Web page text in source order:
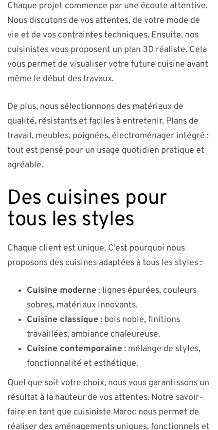
Chaque projet commence par une écoute attentive.
Nous discutons de vos attentes, de votre mode de
vie et de vos contraintes techniques. Ensuite, nos
cuisinistes vous proposent un plan 3D réaliste. Cela
vous permet de visualiser votre future cuisine avant
même le début des travaux.
De plus, nous sélectionnons des matériaux de
qualité, résistants et faciles à entretenir. Plans de
travail, meubles, poignées, électroménager intégré :
tout est pensé pour un usage quotidien pratique et
agréable.
Des cuisines pour
tous les styles
Chaque client est unique. C’est pourquoi nous
proposons des cuisines adaptées à tous les styles :
Cuisine moderne: lignes épurées, couleurs
sobres, matériaux innovants.
Cuisine classique: bois noble, finitions
travaillées, ambiance chaleureuse.
Cuisine contemporaine: mélange de styles,
fonctionnalité et esthétique.
Quel que soit votre choix, nous vous garantissons un
résultat à la hauteur de vos attentes. Notre savoir-
faire en tant que cuisiniste Maroc nous permet de
réaliser des aménagements uniques, fonctionnels et